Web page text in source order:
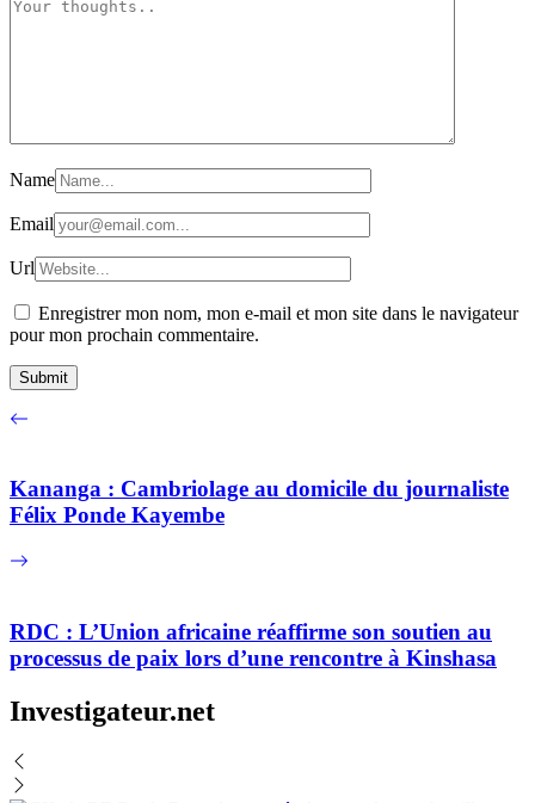
Name
Email
Url
Enregistrer mon nom, mon e-mail et mon site dans le navigateur
pour mon prochain commentaire.
Kananga : Cambriolage au domicile du journaliste
Félix Ponde Kayembe
RDC : L’Union africaine réaffirme son soutien au
processus de paix lors d’une rencontre à Kinshasa
Investigateur.net